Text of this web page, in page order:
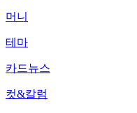
머니
테마
카드뉴스
컷&칼럼